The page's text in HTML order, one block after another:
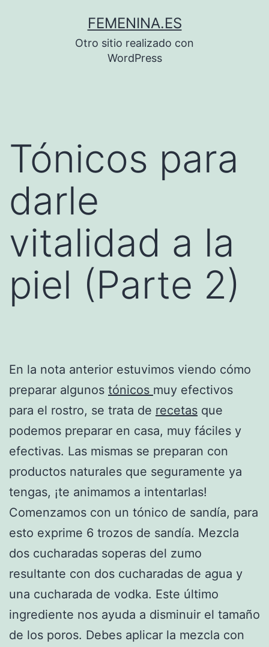
FEMENINA.ES
Otro sitio realizado con
WordPress
Tónicos para
darle
vitalidad a la
piel (Parte 2)
En la nota anterior estuvimos viendo cómo
preparar algunos tónicos muy efectivos
para el rostro, se trata de recetas que
podemos preparar en casa, muy fáciles y
efectivas. Las mismas se preparan con
productos naturales que seguramente ya
tengas, ¡te animamos a intentarlas!
Comenzamos con un tónico de sandía, para
esto exprime 6 trozos de sandía. Mezcla
dos cucharadas soperas del zumo
resultante con dos cucharadas de agua y
una cucharada de vodka. Este último
ingrediente nos ayuda a disminuir el tamaño
de los poros. Debes aplicar la mezcla con